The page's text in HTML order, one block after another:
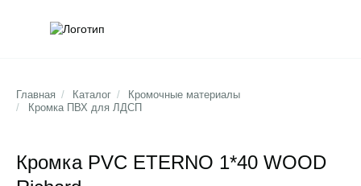
Главная / Каталог /
Кромочные материалы
/
Кромка ПВХ для ЛДСП
Кромка PVC ETERNO 1*40 WOOD